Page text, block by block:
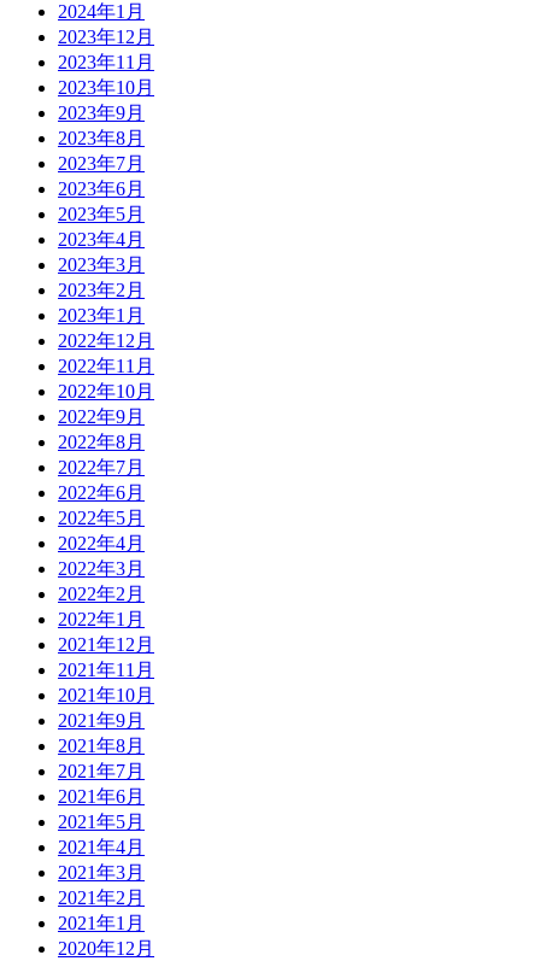
2024年1月
2023年12月
2023年11月
2023年10月
2023年9月
2023年8月
2023年7月
2023年6月
2023年5月
2023年4月
2023年3月
2023年2月
2023年1月
2022年12月
2022年11月
2022年10月
2022年9月
2022年8月
2022年7月
2022年6月
2022年5月
2022年4月
2022年3月
2022年2月
2022年1月
2021年12月
2021年11月
2021年10月
2021年9月
2021年8月
2021年7月
2021年6月
2021年5月
2021年4月
2021年3月
2021年2月
2021年1月
2020年12月